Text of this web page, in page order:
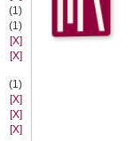
(1)
(1)
[X]
[X]
(1)
[X]
[X]
[X]